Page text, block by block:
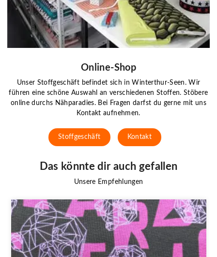
Online-Shop
Unser Stoffgeschäft befindet sich in Winterthur-Seen. Wir
führen eine schöne Auswahl an verschiedenen Stoffen. Stöbere
online durchs Nähparadies. Bei Fragen darfst du gerne mit uns
Kontakt aufnehmen.
Stoffgeschäft Kontakt
Das könnte dir auch gefallen
Unsere Empfehlungen